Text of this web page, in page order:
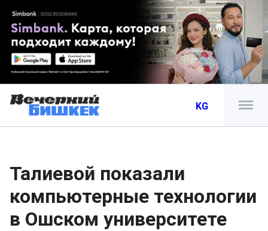
KG
Талиевой показали
компьютерные технологии
в Ошском университете